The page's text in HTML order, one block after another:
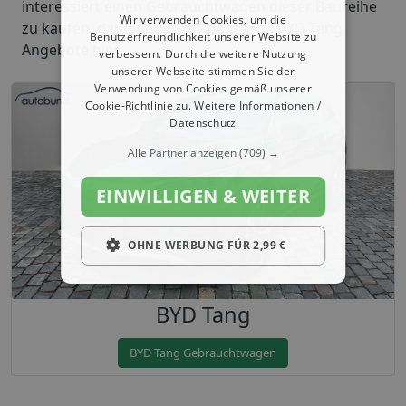
interessiert einen Gebrauchtwagen dieser Baureihe
zu kaufen, dann finden Sie passende BYD Tang
Angebote
hier.
BYD Tang
BYD Tang Gebrauchtwagen
Wir verwenden Cookies, um die
Benutzerfreundlichkeit unserer Website zu
verbessern. Durch die weitere Nutzung
unserer Webseite stimmen Sie der
Verwendung von Cookies gemäß unserer
Cookie-Richtlinie zu.Weitere Informationen /
Datenschutz
Alle Partner anzeigen(709) →
EINWILLIGEN & WEITER
OHNE WERBUNG FÜR 2,99 €